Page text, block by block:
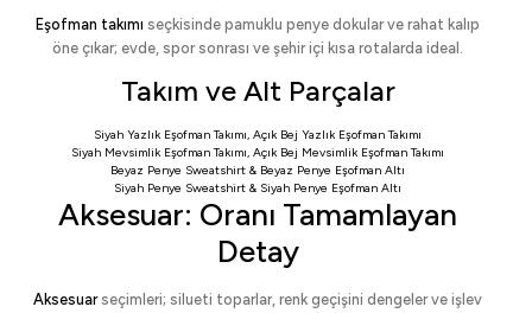
Eşofman takımı seçkisinde pamuklu penye dokular ve rahat kalıp
öne çıkar; evde, spor sonrası ve şehir içi kısa rotalarda ideal.
Takım ve Alt Parçalar
Siyah Yazlık Eşofman Takımı, Açık Bej Yazlık Eşofman Takımı
Siyah Mevsimlik Eşofman Takımı, Açık Bej Mevsimlik Eşofman Takımı
Beyaz Penye Sweatshirt & Beyaz Penye Eşofman Altı
Siyah Penye Sweatshirt & Siyah Penye Eşofman Altı
Aksesuar: Oranı Tamamlayan
Detay
Aksesuarseçimleri; silueti toparlar, renk geçişini dengeler ve işlev